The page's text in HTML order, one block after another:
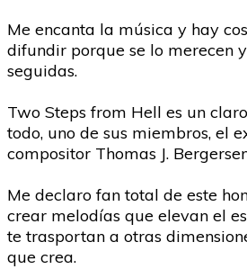
Me encanta la música y hay
difundir porque se lo merecen
seguidas.
Two Steps from Hell es un
todo, uno de sus miembros, el
compositor Thomas J.
Me declaro fan total de este
crear melodías que elevan el
te trasportan a otras
que crea.